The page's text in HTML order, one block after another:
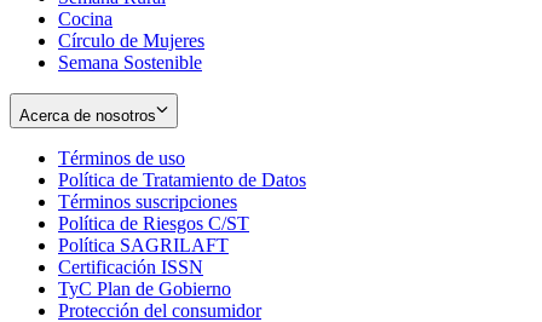
Cocina
Círculo de Mujeres
Semana Sostenible
Acerca de nosotros
Términos de uso
in
new
window
Política de Tratamiento de Datos
Términos suscripciones
in
Política de Riesgos C/ST
Política SAGRILAFT
new
window
Certificación ISSN
in
new
TyC Plan de Gobierno
in
Protección del consumidorOpens